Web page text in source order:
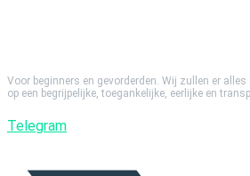
Voor beginners en gevorderden. Wij zullen er
op een begrijpelijke, toegankelijke, eerlijke en
Telegram